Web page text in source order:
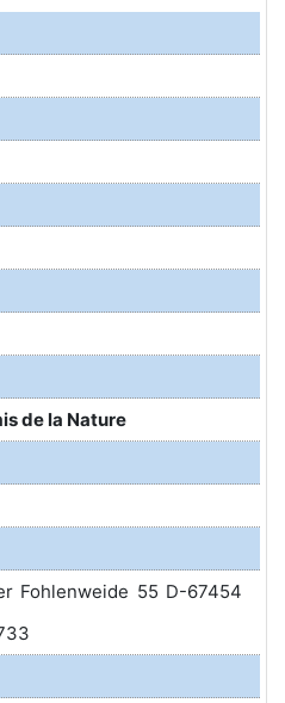
de la Nature
Fohlenweide 55 D-67454